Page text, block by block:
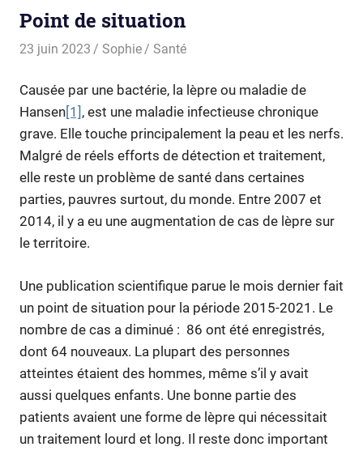
Point de situation
23 juin 2023 Sophie Santé
Causée par une bactérie, la lèpre ou maladie de
Hansen[1] , est une maladie infectieuse chronique
grave. Elle touche principalement la peau et les nerfs.
Malgré de réels efforts de détection et traitement,
elle reste un problème de santé dans certaines
parties, pauvres surtout, du monde. Entre 2007 et
2014, il y a eu une augmentation de cas de lèpre sur
le territoire.
Une publication scientifique parue le mois dernier fait
un point de situation pour la période 2015-2021. Le
nombre de cas a diminué : 86 ont été enregistrés,
dont 64 nouveaux. La plupart des personnes
atteintes étaient des hommes, même s’il y avait
aussi quelques enfants. Une bonne partie des
patients avaient une forme de lèpre qui nécessitait
un traitement lourd et long. Il reste donc important